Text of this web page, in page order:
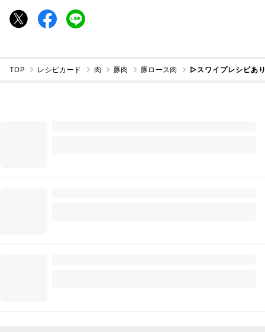
TOP レシピカード 肉 豚肉 豚ロース肉 ▷スワイプレシピあ